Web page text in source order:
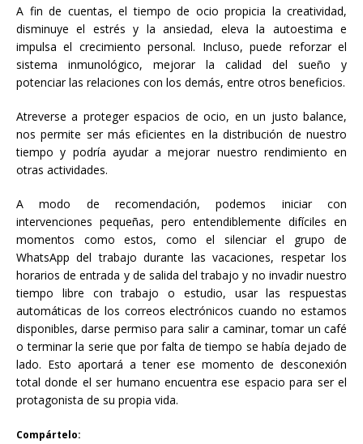
A fin de cuentas, el tiempo de ocio propicia la creatividad,
disminuye el estrés y la ansiedad, eleva la autoestima e
impulsa el crecimiento personal. Incluso, puede reforzar el
sistema inmunológico, mejorar la calidad del sueño y
potenciar las relaciones con los demás, entre otros beneficios.
Atreverse a proteger espacios de ocio, en un justo balance,
nos permite ser más eficientes en la distribución de nuestro
tiempo y podría ayudar a mejorar nuestro rendimiento en
otras actividades.
A modo de recomendación, podemos iniciar con
intervenciones pequeñas, pero entendiblemente difíciles en
momentos como estos, como el silenciar el grupo de
WhatsApp del trabajo durante las vacaciones, respetar los
horarios de entrada y de salida del trabajo y no invadir nuestro
tiempo libre con trabajo o estudio, usar las respuestas
automáticas de los correos electrónicos cuando no estamos
disponibles, darse permiso para salir a caminar, tomar un café
o terminar la serie que por falta de tiempo se había dejado de
lado. Esto aportará a tener ese momento de desconexión
total donde el ser humano encuentra ese espacio para ser el
protagonista de su propia vida.
Compártelo: